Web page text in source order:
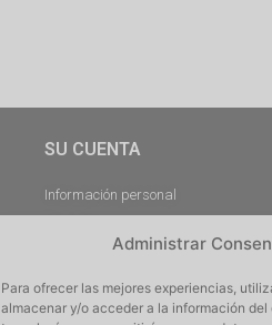
Administrar
Para ofrecer las mejores experiencias,
almacenar y/o acceder a la información
SU CUENTA
Información personal
Descargas
Cerrar Sesión